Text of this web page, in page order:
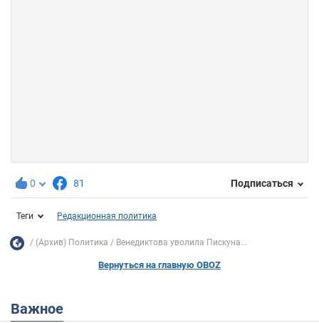
0 81 Подписаться
Теги Редакционная политика
(Архив) Политика Венедиктова уволила Пискуна...
Вернуться на главную OBOZ
Важное